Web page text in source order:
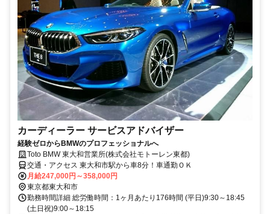
カーディーラー サービスアドバイザー
経験ゼロからBMWのプロフェッショナルへ
Toto BMW 東大和営業所(株式会社モトーレン東都)
交通・アクセス 東大和市駅から車8分！車通勤ＯＫ
月給247,000円～358,000円
東京都東大和市
勤務時間詳細 総労働時間：1ヶ月あたり176時間 (平日)9:30～18:45
(土日祝)9:00～18:15